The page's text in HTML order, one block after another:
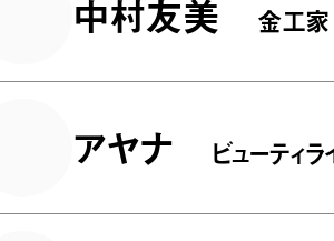
中村友美 金工家
アヤナ ビューティラ